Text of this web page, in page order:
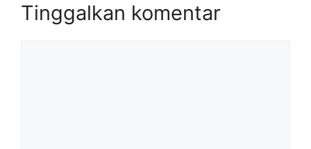
Tinggalkan komentar